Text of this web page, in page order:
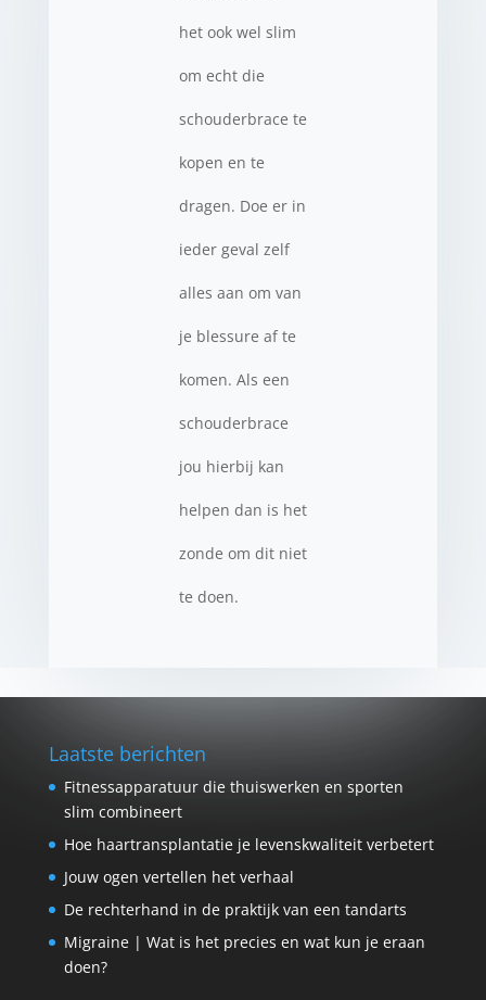
het ook wel slim
om echt die
schouderbrace te
kopen en te
dragen. Doe er in
ieder geval zelf
alles aan om van
je blessure af te
komen. Als een
schouderbrace
jou hierbij kan
helpen dan is het
zonde om dit niet
te doen.
Laatste berichten
Fitnessapparatuur die thuiswerken en sporten
slim combineert
Hoe haartransplantatie je levenskwaliteit verbetert
Jouw ogen vertellen het verhaal
De rechterhand in de praktijk van een tandarts
Migraine | Wat is het precies en wat kun je eraan
doen?